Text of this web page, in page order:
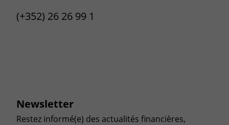
(+352) 26 26 99 1
Newsletter
Restez informé(e) des actualités financières,